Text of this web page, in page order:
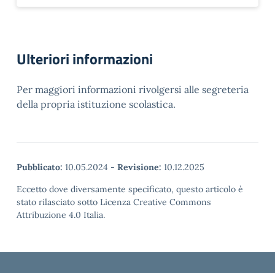
Ulteriori informazioni
Per maggiori informazioni rivolgersi alle segreteria
della propria istituzione scolastica.
Pubblicato: 10.05.2024 - Revisione: 10.12.2025
Eccetto dove diversamente specificato, questo articolo è
stato rilasciato sotto Licenza Creative Commons
Attribuzione 4.0 Italia.